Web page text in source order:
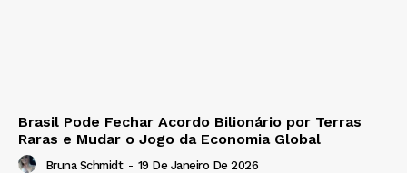
Brasil Pode Fechar Acordo Bilionário por Terras
Raras e Mudar o Jogo da Economia Global
Bruna Schmidt - 19 De Janeiro De 2026